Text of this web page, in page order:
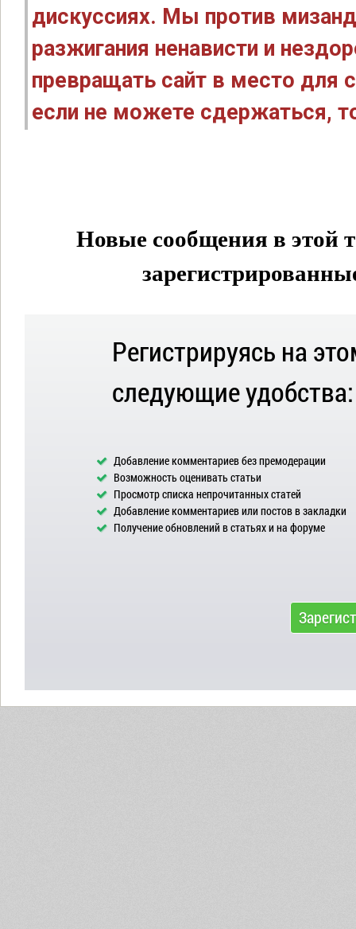
дискуссиях. Мы против
разжигания ненависти и
превращать сайт в место для
если не можете сдержаться,
Новые сообщения в этой
Регистрируясь на
следующие удобства:
Добавление комментариев без премодерации
Возможность оценивать статьи
Просмотр списка непрочитанных статей
Добавление комментариев или постов в закладки
Получение обновлений в статьях и на форуме